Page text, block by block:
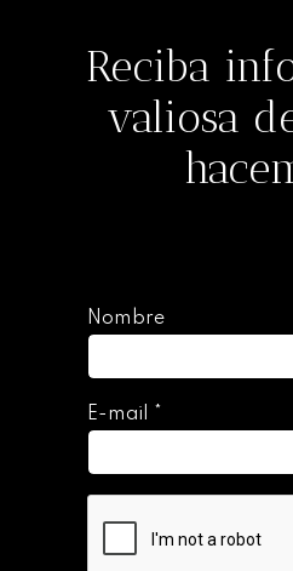
Reciba
valiosa
Nombre
E-mail *